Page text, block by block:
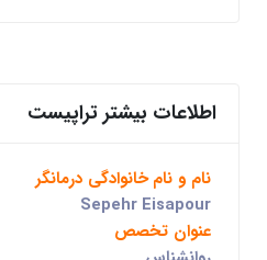
اطلاعات بیشتر تراپیست
نام و نام خانوادگی درمانگر
Sepehr Eisapour
عنوان تخصص